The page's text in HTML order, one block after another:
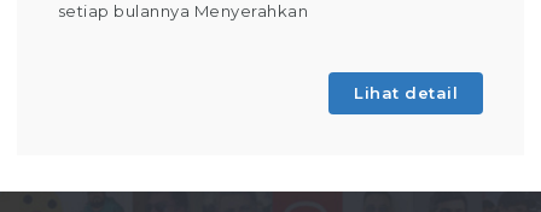
setiap bulannya Menyerahkan
Lihat detail